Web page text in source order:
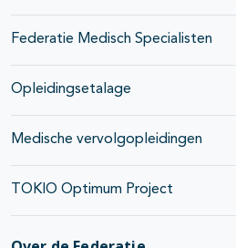
Federatie Medisch Specialisten
Opleidingsetalage
Medische vervolgopleidingen
TOKIO Optimum Project